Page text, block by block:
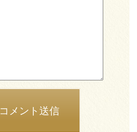
コメント送信